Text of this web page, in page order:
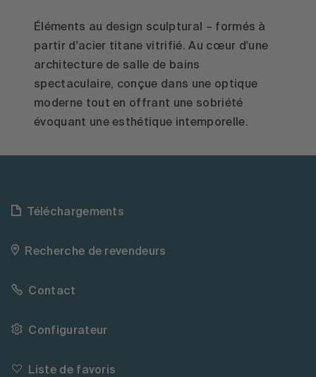
Éléments au design sculptural – formés à
partir d'acier titane vitrifié. Au cœur d'une
architecture de salle de bains
spectaculaire, conçue dans une optique
moderne tout en offrant une sobriété
évoquant une esthétique intemporelle.
Téléchargements
Recherche de revendeurs
Contact
Configurateur
Liste de favoris